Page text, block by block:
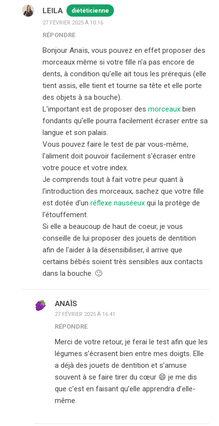
LEILA diététicienne
27 FÉVRIER 2025 À 10:16
RÉPONDRE
Bonjour Anaïs, vous pouvez en effet proposer des
morceaux même si votre fille n'a pas encore de
dents, à condition qu'elle ait tous les prérequis (elle
tient assis, elle tient et tourne sa tête et elle porte
des objets à sa bouche).
L'important est de proposer des morceaux bien
fondants qu'elle pourra facilement écraser entre sa
langue et son palais.
Vous pouvez faire le test de par vous-même,
l'aliment doit pouvoir facilement s'écraser entre
votre pouce et votre index.
Je comprends tout à fait votre peur quant à
l'introduction des morceaux, sachez que votre fille
est dotée d'un réflexe nauséeux qui la protège de
l'étouffement.
Si elle a beaucoup de haut de coeur, je vous
conseille de lui proposer des jouets de dentition
afin de l'aider à la désensibiliser, il arrive que
certains bébés soient très sensibles aux contacts
dans la bouche. 🙂
ANAÏS
27 FÉVRIER 2025 À 16:41
RÉPONDRE
Merci de votre retour, je ferai le test afin que les
légumes s’écrasent bien entre mes doigts. Elle
a déjà des jouets de dentition et s’amuse
souvent à se faire tirer du cœur 😄 je me dis
que c’est en faisant qu’elle apprendra d’elle-
même.